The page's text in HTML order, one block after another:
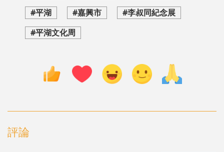
#平湖
#嘉興市
#李叔同紀念展
#平湖文化周
評論